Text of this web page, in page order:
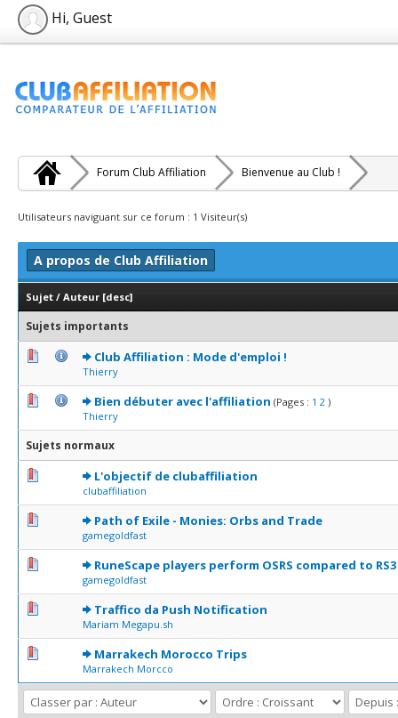
Hi, Guest
Forum Club Affiliation Bienvenue au Club !
Utilisateurs naviguant sur ce forum : 1 Visiteur(s)
A propos de Club Affiliation
Sujet / Auteur [desc]
Sujets importants
Club Affiliation : Mode d'emploi !
Thierry
1 Votes - 5 sur 5 en moyenne
12345
Bien débuter avec l'affiliation (Pages : 1 2 )
Thierry
1 Votes - 5 sur 5 en moyenne
12345
Sujets normaux
L'objectif de clubaffiliation
clubaffiliation
0 Votes - 0 sur 5 en moyenne
12 34 5
Path of Exile - Monies: Orbs and Trade
gamegoldfast
0 Votes - 0 sur 5 en moyenne
1234 5
RuneScape players perform OSRS compared to RS3
gamegoldfast
0 Votes - 0 sur 5 en moyenne
123 45
Traffico da Push Notification
Mariam Megapu.sh
0 Votes - 0 sur 5 en moyenne
123 45
Marrakech Morocco Trips
Marrakech Morcco
0 Votes - 0 sur 5 en moyenne
12345